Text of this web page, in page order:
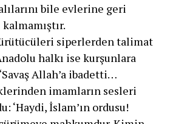
bile evlerine geri
siperlerden talimat
halkı ise kurşunlara
Al­lah’a ibadetti…
imamla­rın sesleri
‘Haydi, İslam’ın ordusu!